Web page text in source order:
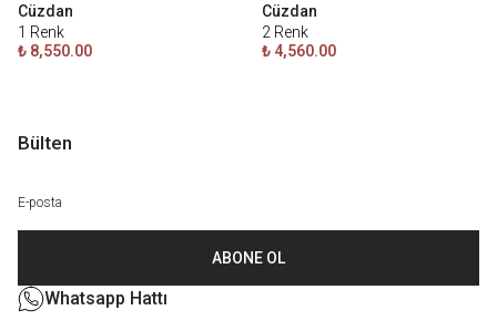
Cüzdan
1 Renk
₺ 8,550.00
Cüzdan
2 Renk
₺ 4,560.00
Bülten
ABONE OL
Whatsapp Hattı